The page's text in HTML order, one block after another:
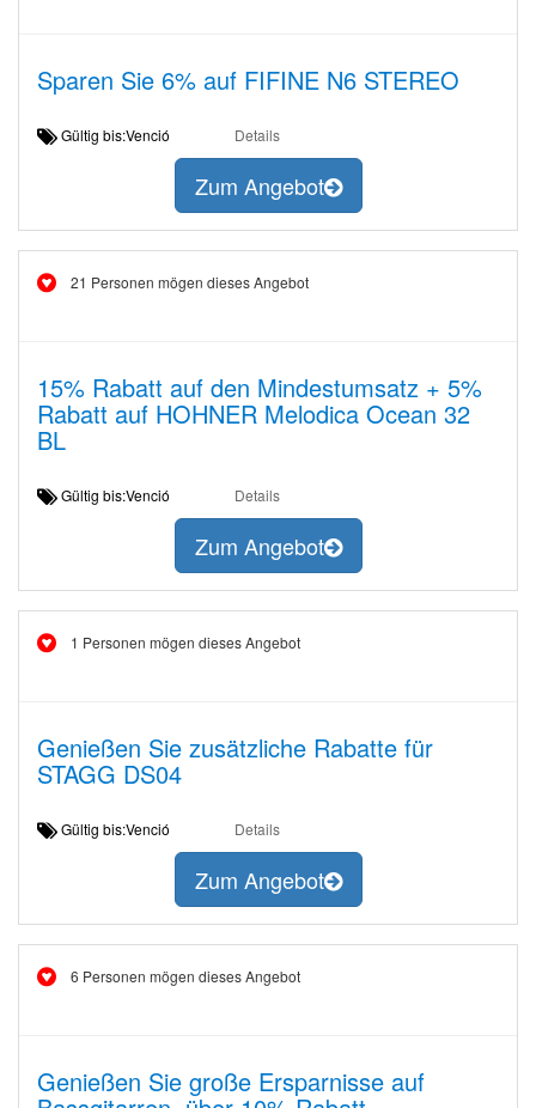
Sparen Sie 6% auf FIFINE N6 STEREO
Gültig bis:Venció Details
Zum Angebot
21 Personen mögen dieses Angebot
15% Rabatt auf den Mindestumsatz + 5%
Rabatt auf HOHNER Melodica Ocean 32
BL
Gültig bis:Venció Details
Zum Angebot
1 Personen mögen dieses Angebot
Genießen Sie zusätzliche Rabatte für
STAGG DS04
Gültig bis:Venció Details
Zum Angebot
6 Personen mögen dieses Angebot
Genießen Sie große Ersparnisse auf